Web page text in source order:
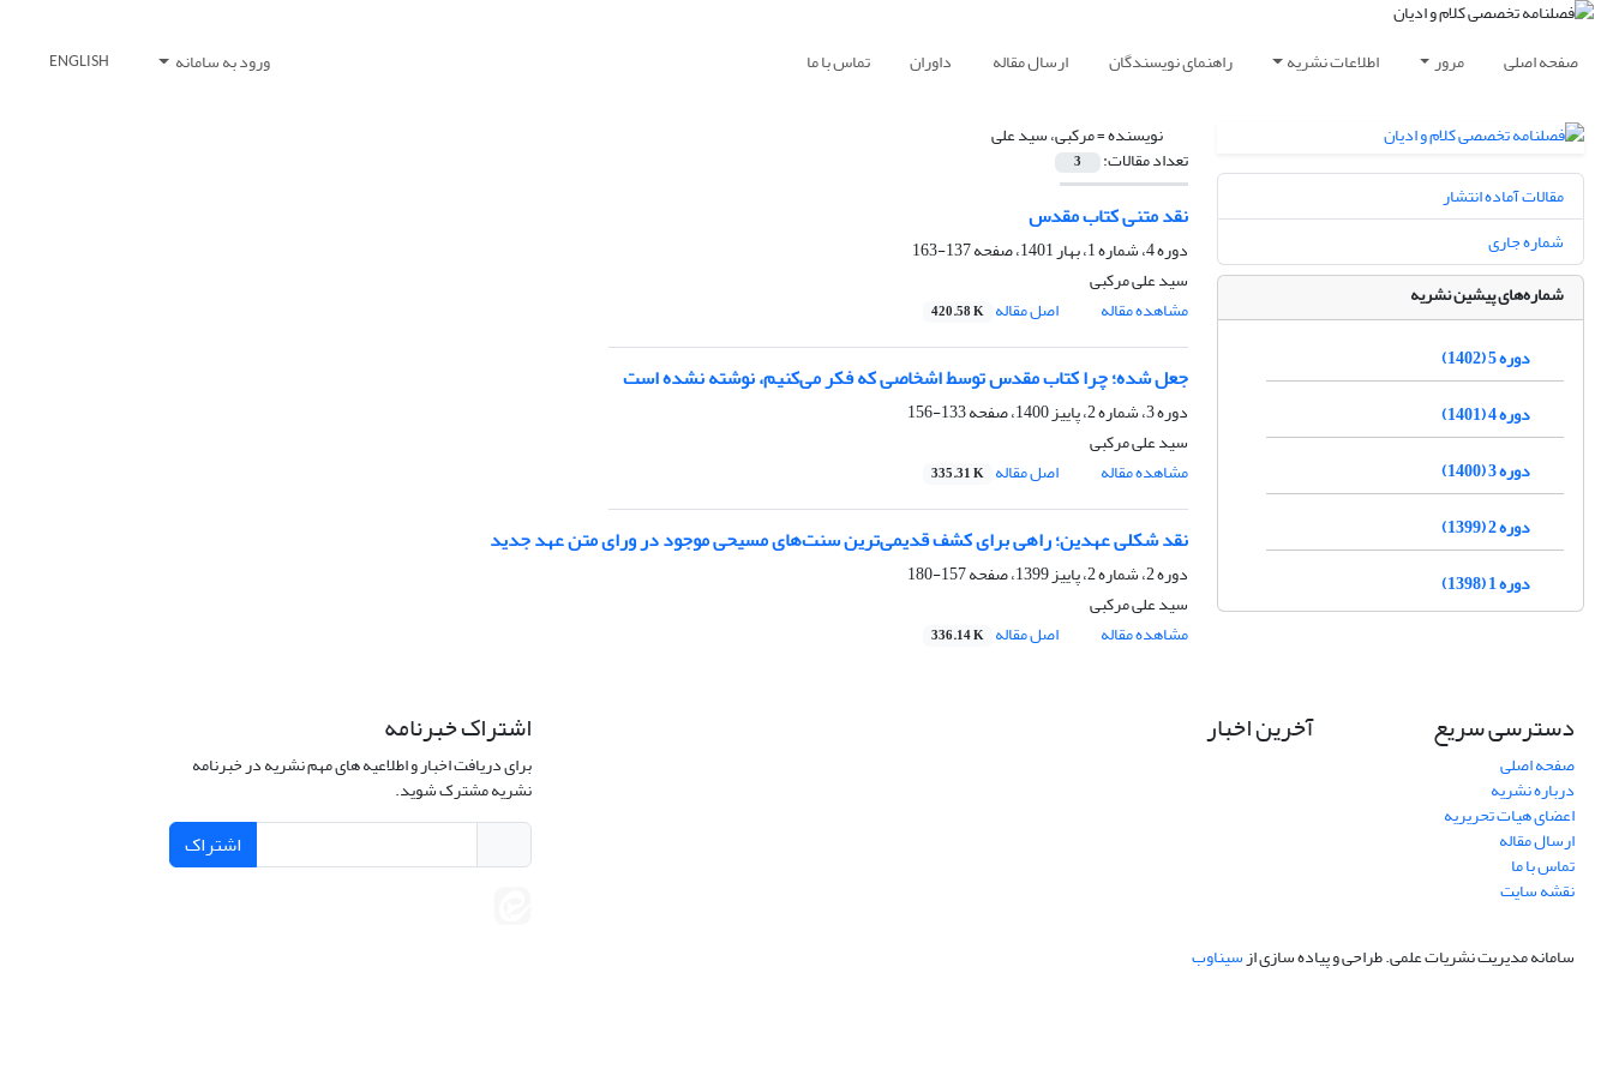
صفحه اصلی مرور اطلاعات نشریه راهنمای نویسندگان ارسال مقاله داوران تماس با ما ورود به سامانه ENGLISH
نویسنده =مرکبی، سید علی
تعداد مقالات: 3
نقد متنی کتاب مقدس
دوره 4، شماره 1، بهار 1401، صفحه
137-163
سید علی مرکبی
مشاهده مقاله
اصل مقاله 420.58 K
جعل شده؛ چرا کتاب مقدس توسط اشخاصی که فکر می‌کنیم، نوشته نشده است
دوره 3، شماره 2، پاییز 1400، صفحه
133-156
سید علی مرکبی
مشاهده مقاله
اصل مقاله 335.31 K
نقد شکلی عهدین؛ راهی برای کشف قدیمی‌ترین سنت‌های مسیحی موجود در ورای متن عهد جدید
دوره 2، شماره 2، پاییز 1399، صفحه
157-180
سید علی مرکبی
مشاهده مقاله
اصل مقاله 336.14 K
مقالات آماده انتشار
شماره جاری
شماره‌های پیشین نشریه
دوره 5 (1402)
دوره 4 (1401)
دوره 3 (1400)
دوره 2 (1399)
دوره 1 (1398)
دسترسی سریع
صفحه اصلی
درباره نشریه
اعضای هیات تحریریه
ارسال مقاله
تماس با ما
نقشه سایت
آخرین اخبار اشتراک خبرنامه
برای دریافت اخبار و اطلاعیه های مهم نشریه در خبرنامه
نشریه مشترک شوید.
اشتراک
سامانه مدیریت نشریات علمی.طراحی و پیاده سازی ازسیناوب